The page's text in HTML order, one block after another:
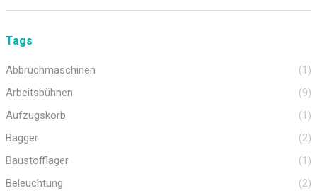
Tags
Abbruchmaschinen
(1)
Arbeitsbühnen
(9)
Aufzugskorb
(1)
Bagger
(2)
Baustofflager
(1)
Beleuchtung
(2)